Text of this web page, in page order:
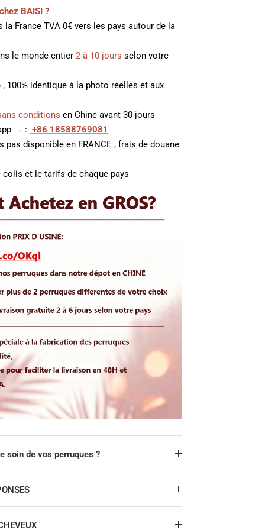
BAISI ?
la France TVA 0€ vers les pays autour de la
le monde entier 2 à 10 joursselon votre
, 100% identique à la photo réelles et aux
conditionsen Chine avant 30 jours
→ : +86 18588769081
pas disponible en FRANCE , frais de douane
et le tarifs de chaque pays
soin de vos perruques ?